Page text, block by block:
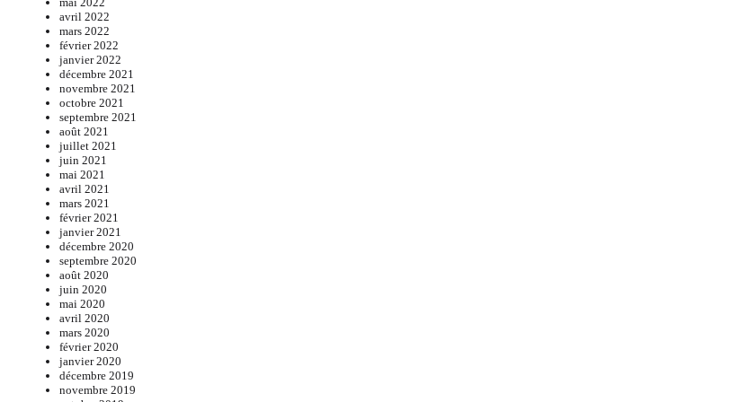
avril 2022
mars 2022
février 2022
janvier 2022
décembre 2021
novembre 2021
octobre 2021
septembre 2021
août 2021
juillet 2021
juin 2021
mai 2021
avril 2021
mars 2021
février 2021
janvier 2021
décembre 2020
septembre 2020
août 2020
juin 2020
mai 2020
avril 2020
mars 2020
février 2020
janvier 2020
décembre 2019
novembre 2019